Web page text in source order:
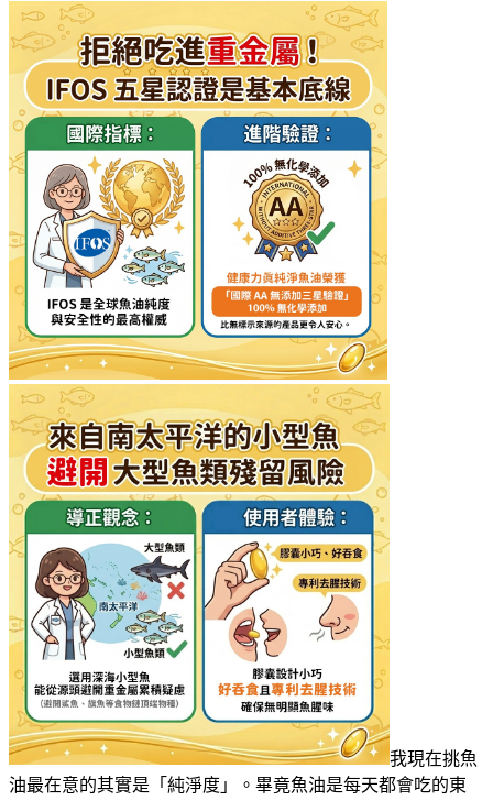
我現在挑魚
油最在意的其實是「純淨度」。畢竟魚油是每天都會吃的東